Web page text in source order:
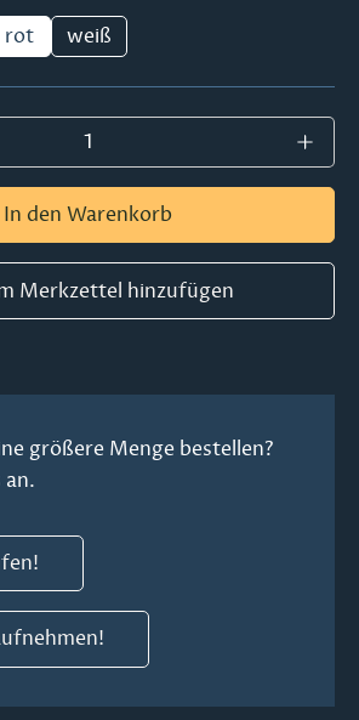
rot weiß
Gib den gewünschten
In den Warenkorb
Merkzettel hinzufügen
größere Menge bestellen?
an.